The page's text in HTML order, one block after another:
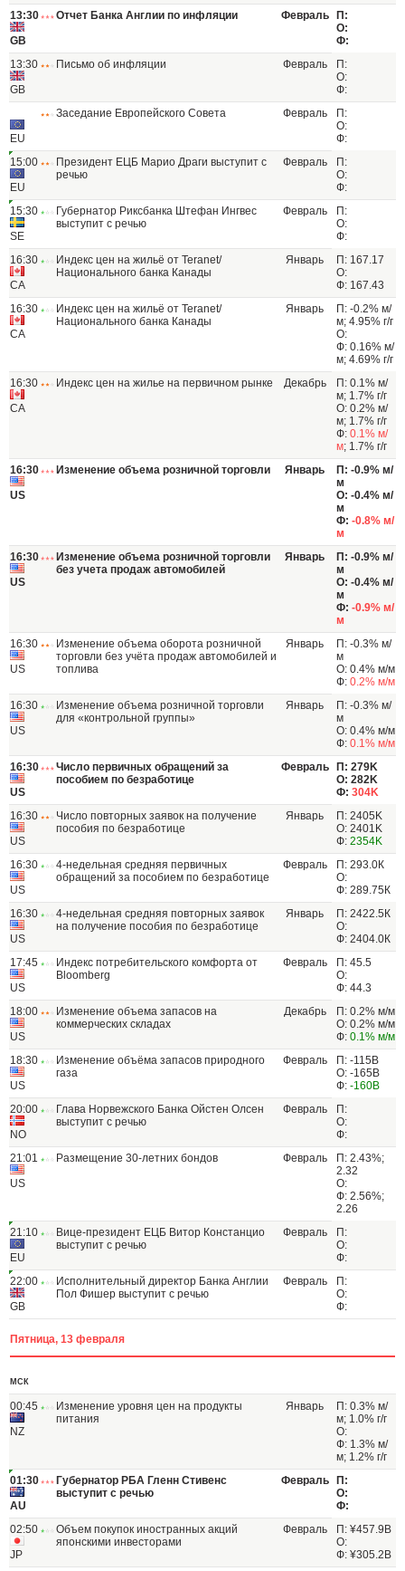
13:30
GB
Отчет Банка Англии по инфляции Февраль
П:
О:
Ф:
13:30
GB
Письмо об инфляции Февраль
П:
О:
Ф:
EU
Заседание Европейского Совета Февраль
П:
О:
Ф:
15:00
EU
Президент ЕЦБ Марио Драги выступит с
речью
Февраль
П:
О:
Ф:
15:30
SE
Губернатор Риксбанка Штефан Ингвес
выступит с речью
Февраль
П:
О:
Ф:
16:30
CA
Индекс цен на жильё от Teranet/
Национального банка Канады
Январь
П: 167.17
О:
Ф: 167.43
16:30
CA
Индекс цен на жильё от Teranet/
Национального банка Канады
Январь
П: -0.2% м/
м; 4.95% г/г
О:
Ф: 0.16% м/
м; 4.69% г/г
16:30
CA
Индекс цен на жилье на первичном рынке Декабрь
П: 0.1% м/
м; 1.7% г/г
О: 0.2% м/
м; 1.7% г/г
Ф: 0.1% м/
м; 1.7% г/г
16:30
US
Изменение объема розничной торговли Январь
П: -0.9% м/
м
О: -0.4% м/
м
Ф: -0.8% м/
м
16:30
US
Изменение объема розничной торговли
без учета продаж автомобилей
Январь
П: -0.9% м/
м
О: -0.4% м/
м
Ф: -0.9% м/
м
16:30
US
Изменение объема оборота розничной
торговли без учёта продаж автомобилей и
топлива
Январь
П: -0.3% м/
м
О: 0.4% м/м
Ф: 0.2% м/м
16:30
US
Изменение объема розничной торговли
для «контрольной группы»
Январь
П: -0.3% м/
м
О: 0.4% м/м
Ф: 0.1% м/м
16:30
US
Число первичных обращений за
пособием по безработице
Февраль
П: 279K
О: 282K
Ф: 304K
16:30
US
Число повторных заявок на получение
пособия по безработице
Январь
П: 2405K
О: 2401K
Ф: 2354K
16:30
US
4-недельная средняя первичных
обращений за пособием по безработице
Февраль
П: 293.0К
О:
Ф: 289.75К
16:30
US
4-недельная средняя повторных заявок
на получение пособия по безработице
Январь
П: 2422.5К
О:
Ф: 2404.0К
17:45
US
Индекс потребительского комфорта от
Bloomberg
Февраль
П: 45.5
О:
Ф: 44.3
18:00
US
Изменение объема запасов на
коммерческих складах
Декабрь
П: 0.2% м/м
О: 0.2% м/м
Ф: 0.1% м/м
18:30
US
Изменение объёма запасов природного
газа
Февраль
П: -115B
О: -165B
Ф: -160B
20:00
NO
Глава Норвежского Банка Ойстен Олсен
выступит c речью
Февраль
П:
О:
Ф:
21:01
US
Размещение 30-летних бондов Февраль
П: 2.43%;
2.32
О:
Ф: 2.56%;
2.26
21:10
EU
Вице-президент ЕЦБ Витор Констанцио
выступит с речью
Февраль
П:
О:
Ф:
22:00
GB
Исполнительный директор Банка Англии
Пол Фишер выступит с речью
Февраль
П:
О:
Ф:
Пятница, 13 февраля
МСК
00:45
NZ
Изменение уровня цен на продукты
питания
Январь
П: 0.3% м/
м; 1.0% г/г
О:
Ф: 1.3% м/
м; 1.2% г/г
01:30
AU
Губернатор РБА Гленн Стивенс
выступит с речью
Февраль
П:
О:
Ф:
02:50
JP
Объем покупок иностранных акций
японскими инвесторами
Февраль
П: ¥457.9B
О:
Ф: ¥305.2B